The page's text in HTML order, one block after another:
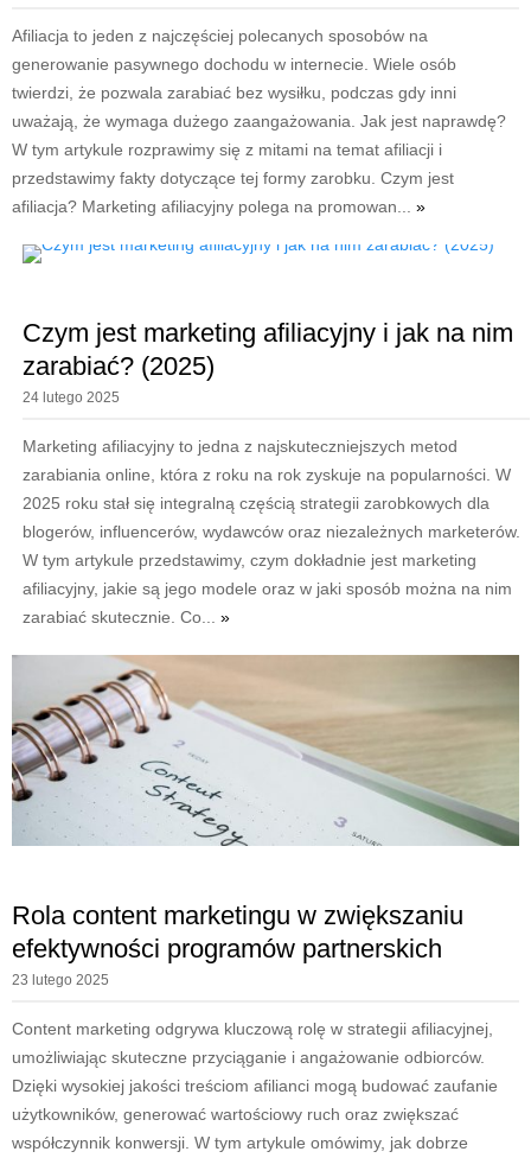
Afiliacja to jeden z najczęściej polecanych sposobów na
generowanie pasywnego dochodu w internecie. Wiele osób
twierdzi, że pozwala zarabiać bez wysiłku, podczas gdy inni
uważają, że wymaga dużego zaangażowania. Jak jest naprawdę?
W tym artykule rozprawimy się z mitami na temat afiliacji i
przedstawimy fakty dotyczące tej formy zarobku. Czym jest
afiliacja? Marketing afiliacyjny polega na promowan... »
Czym jest marketing afiliacyjny i jak na nim
zarabiać? (2025)
24 lutego 2025
Marketing afiliacyjny to jedna z najskuteczniejszych metod
zarabiania online, która z roku na rok zyskuje na popularności. W
2025 roku stał się integralną częścią strategii zarobkowych dla
blogerów, influencerów, wydawców oraz niezależnych marketerów.
W tym artykule przedstawimy, czym dokładnie jest marketing
afiliacyjny, jakie są jego modele oraz w jaki sposób można na nim
zarabiać skutecznie. Co... »
Rola content marketingu w zwiększaniu
efektywności programów partnerskich
23 lutego 2025
Content marketing odgrywa kluczową rolę w strategii afiliacyjnej,
umożliwiając skuteczne przyciąganie i angażowanie odbiorców.
Dzięki wysokiej jakości treściom afilianci mogą budować zaufanie
użytkowników, generować wartościowy ruch oraz zwiększać
współczynnik konwersji. W tym artykule omówimy, jak dobrze